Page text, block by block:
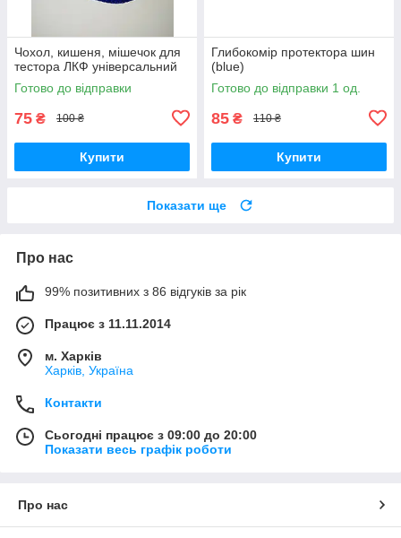
Чохол, кишеня, мішечок для
тестора ЛКФ універсальний
Готово до відправки
75 ₴ 100 ₴
Купити
Глибокомір протектора шин
(blue)
Готово до відправки 1 од.
85 ₴ 110 ₴
Купити
Показати ще
Про нас
99% позитивних з 86 відгуків за рік
Працює з 11.11.2014
м. Харків
Харків, Україна
Контакти
Сьогодні працює з 09:00 до 20:00
Показати весь графік роботи
Про нас